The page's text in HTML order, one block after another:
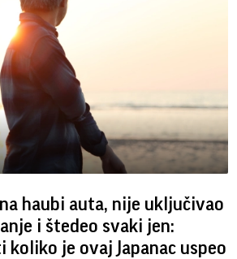
haubi auta, nije uključivao
i štedeo svaki jen:
koliko je ovaj Japanac uspeo